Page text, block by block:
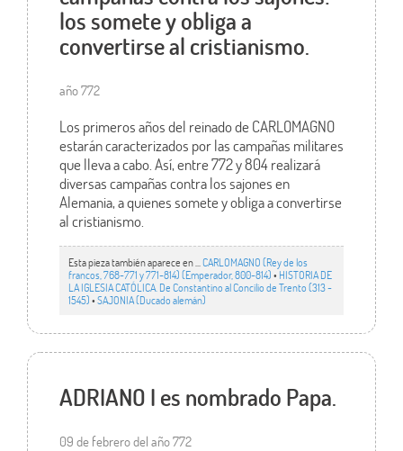
los somete y obliga a
convertirse al cristianismo.
año 772
Los primeros años del reinado de CARLOMAGNO
estarán caracterizados por las campañas militares
que lleva a cabo. Así, entre 772 y 804 realizará
diversas campañas contra los sajones en
Alemania, a quienes somete y obliga a convertirse
al cristianismo.
Esta pieza también aparece en ... CARLOMAGNO (Rey de los
francos, 768-771 y 771-814) (Emperador, 800-814)•HISTORIA DE
LA IGLESIA CATÓLICA. De Constantino al Concilio de Trento (313 -
1545)•SAJONIA (Ducado alemán)
ADRIANO I es nombrado Papa.
09 de febrero del año 772